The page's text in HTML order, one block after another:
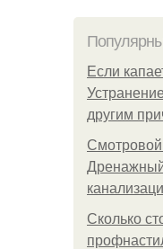
Если
другим
Сколько